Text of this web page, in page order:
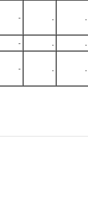
- . .
- . .
- . .